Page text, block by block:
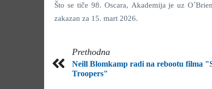
Što se tiče 98. Oscara, Akademija je uz
zakazan za 15. mart 2026.
Prethodna
Neill Blomkamp radi na rebootu filma
Troopers"